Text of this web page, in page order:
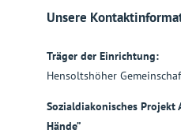
Unsere
Träger der Einrichtung:
Hensoltshöher
Sozialdiakonisches Projekt
Hände”